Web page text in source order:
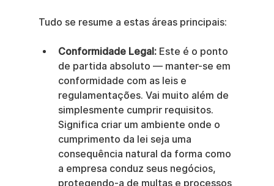
Tudo se resume a estas áreas principais:
Conformidade Legal: Este é o ponto
de partida absoluto — manter-se em
conformidade com as leis e
regulamentações. Vai muito além de
simplesmente cumprir requisitos.
Significa criar um ambiente onde o
cumprimento da lei seja uma
consequência natural da forma como
a empresa conduz seus negócios,
protegendo-a de multas e processos